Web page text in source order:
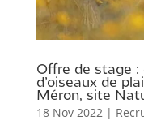
Offre de stage :
d’oiseaux de
Méron, site
18 Nov 2022|